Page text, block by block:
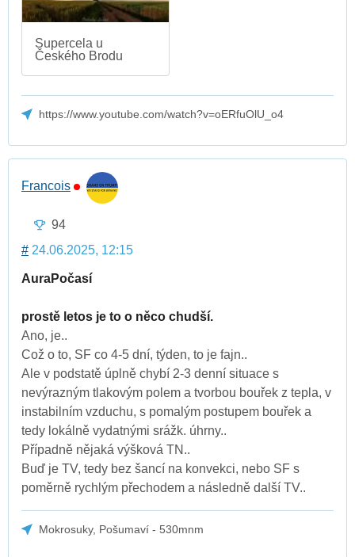
Supercela u
Českého Brodu
https://www.youtube.com/watch?v=oERfuOlU_o4
Francois
94
# 24.06.2025, 12:15
AuraPočasí
prostě letos je to o něco chudší.
Ano, je..
Což o to, SF co 4-5 dní, týden, to je fajn..
Ale v podstatě úplně chybí 2-3 denní situace s
nevýrazným tlakovým polem a tvorbou bouřek z tepla, v
instabilním vzduchu, s pomalým postupem bouřek a
tedy lokálně vydatnými srážk. úhrny..
Případně nějaká výšková TN..
Buď je TV, tedy bez šancí na konvekci, nebo SF s
poměrně rychlým přechodem a následně další TV..
Mokrosuky, Pošumaví - 530mnm